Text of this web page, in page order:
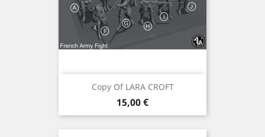
Copy Of LARA CROFT
Precio
15,00 €